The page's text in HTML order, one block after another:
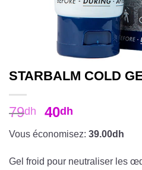
STARBALM COLD
79dh 40dh
Vous économisez: 39.00dh
Gel froid pour neutraliser les